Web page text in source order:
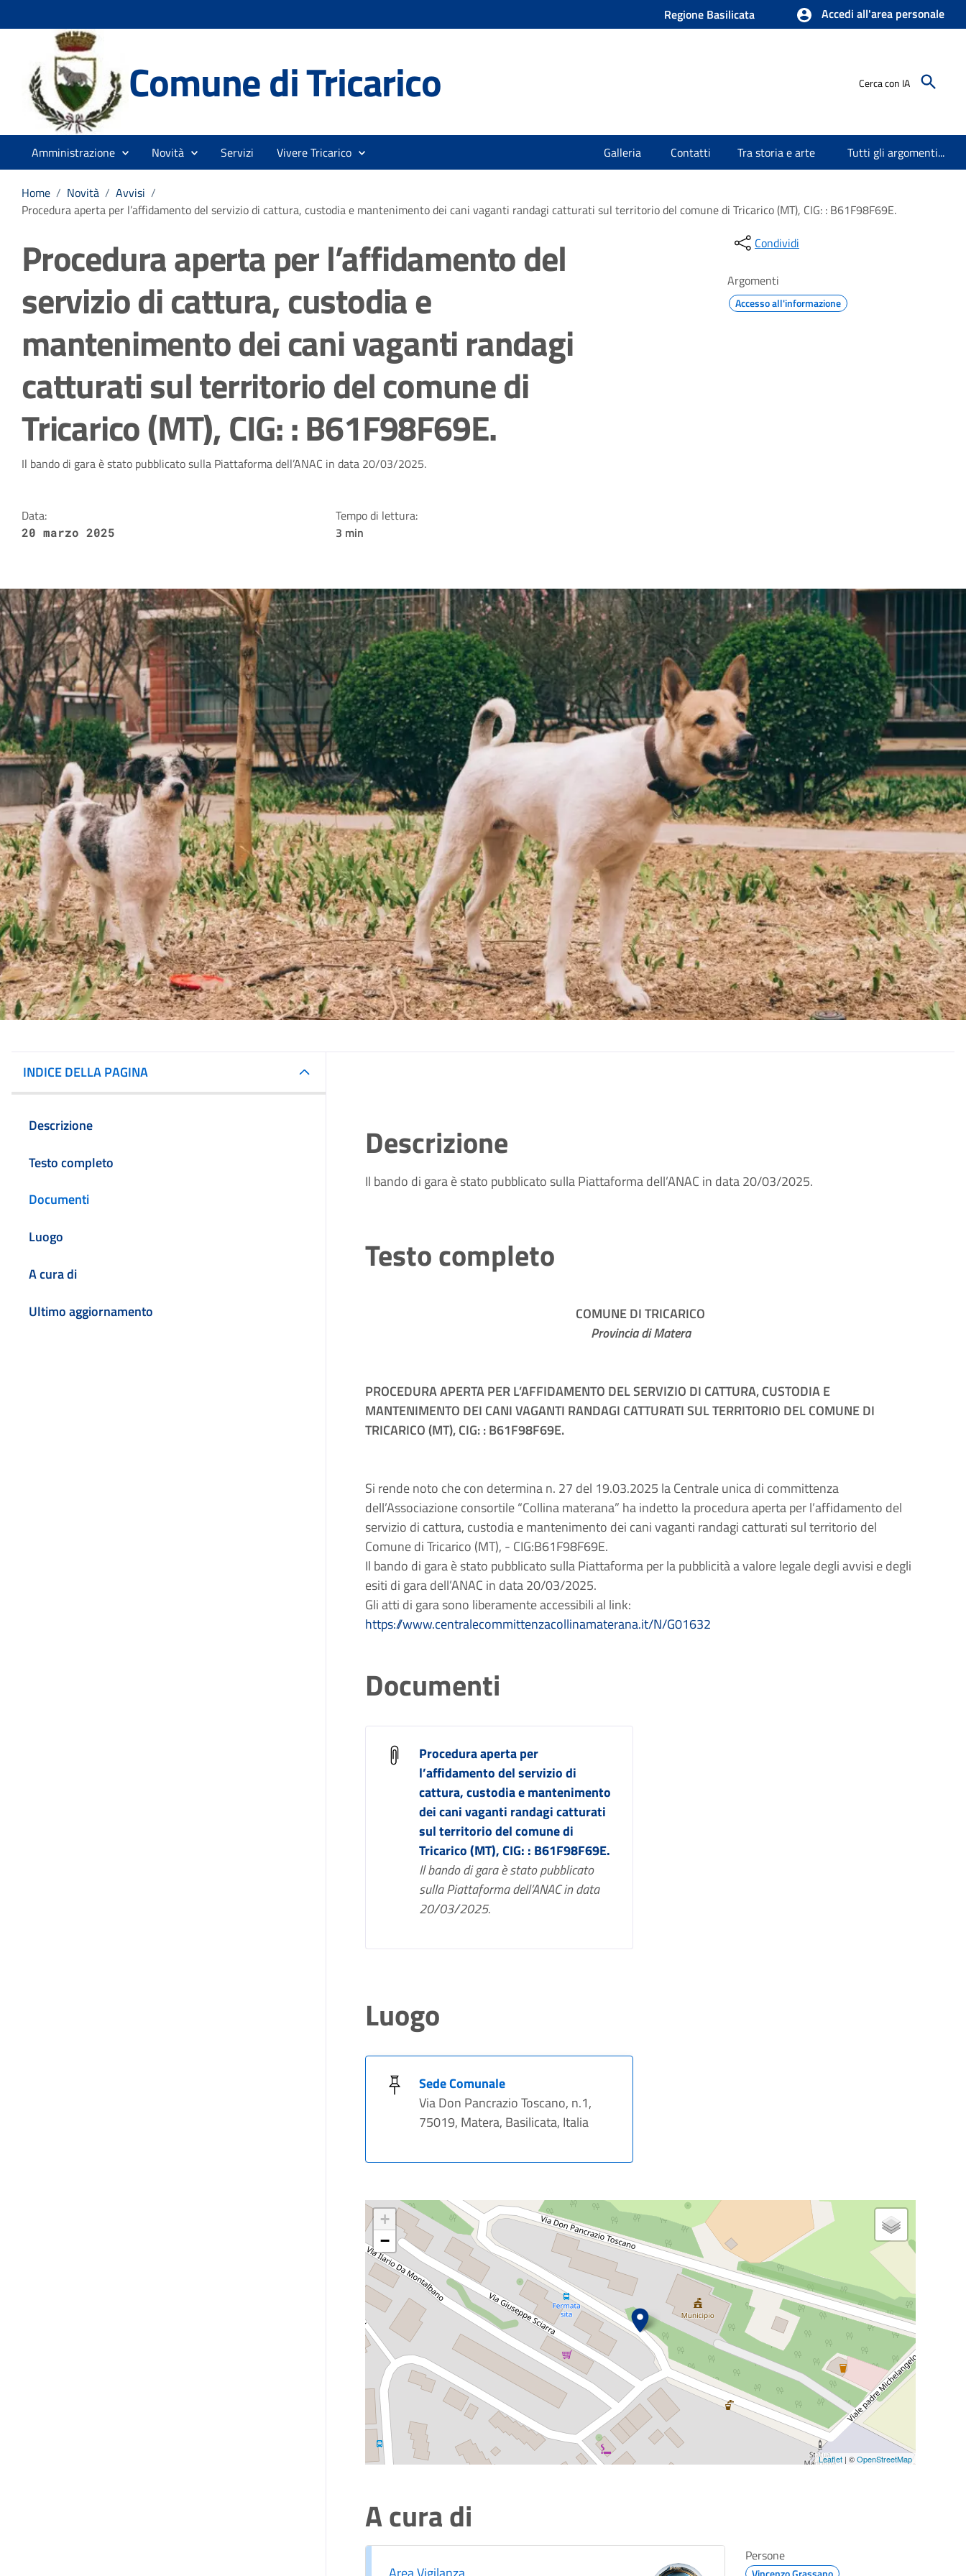
Regione Basilicata Accedi all'area personale
Comune di Tricarico Cerca con IA
Amministrazione Novità Servizi Vivere Tricarico Galleria Contatti Tra storia e arte Tutti gli argomenti...
Home / Novità / Avvisi /
Procedura aperta per l’affidamento del servizio di cattura, custodia e mantenimento dei cani vaganti randagi catturati sul territorio del comune di Tricarico (MT), CIG: : B61F98F69E.
Procedura aperta per l’affidamento del
servizio di cattura, custodia e
mantenimento dei cani vaganti randagi
catturati sul territorio del comune di
Tricarico (MT), CIG: : B61F98F69E.
Dettagli della notizia
Il bando di gara è stato pubblicato sulla Piattaforma dell’ANAC in data 20/03/2025.
Data:
20 marzo 2025
Tempo di lettura:
3 min
Condividi
Argomenti
Accesso all'informazione
INDICE DELLA PAGINA
Descrizione
Testo completo
Documenti
Luogo
A cura di
Ultimo aggiornamento
Descrizione
Il bando di gara è stato pubblicato sulla Piattaforma dell’ANAC in data 20/03/2025.
Testo completo
COMUNE DI TRICARICO
Provincia di Matera
PROCEDURA APERTA PER L’AFFIDAMENTO DEL SERVIZIO DI CATTURA, CUSTODIA E
MANTENIMENTO DEI CANI VAGANTI RANDAGI CATTURATI SUL TERRITORIO DEL COMUNE DI
TRICARICO (MT), CIG: : B61F98F69E.
Si rende noto che con determina n. 27 del 19.03.2025 la Centrale unica di committenza
dell’Associazione consortile “Collina materana” ha indetto la procedura aperta per l’affidamento del
servizio di cattura, custodia e mantenimento dei cani vaganti randagi catturati sul territorio del
Comune di Tricarico (MT), - CIG:B61F98F69E.
Il bando di gara è stato pubblicato sulla Piattaforma per la pubblicità a valore legale degli avvisi e degli
esiti di gara dell’ANAC in data 20/03/2025.
Gli atti di gara sono liberamente accessibili al link:
https://www.centralecommittenzacollinamaterana.it/N/G01632
Documenti
Procedura aperta per
l’affidamento del servizio di
cattura, custodia e mantenimento
dei cani vaganti randagi catturati
sul territorio del comune di
Tricarico (MT), CIG: : B61F98F69E.
Il bando di gara è stato pubblicato
sulla Piattaforma dell’ANAC in data
20/03/2025.
Luogo
Sede Comunale
Via Don Pancrazio Toscano, n.1,
75019, Matera, Basilicata, Italia
+
−
Leaflet| ©OpenStreetMap
A cura di
Persone